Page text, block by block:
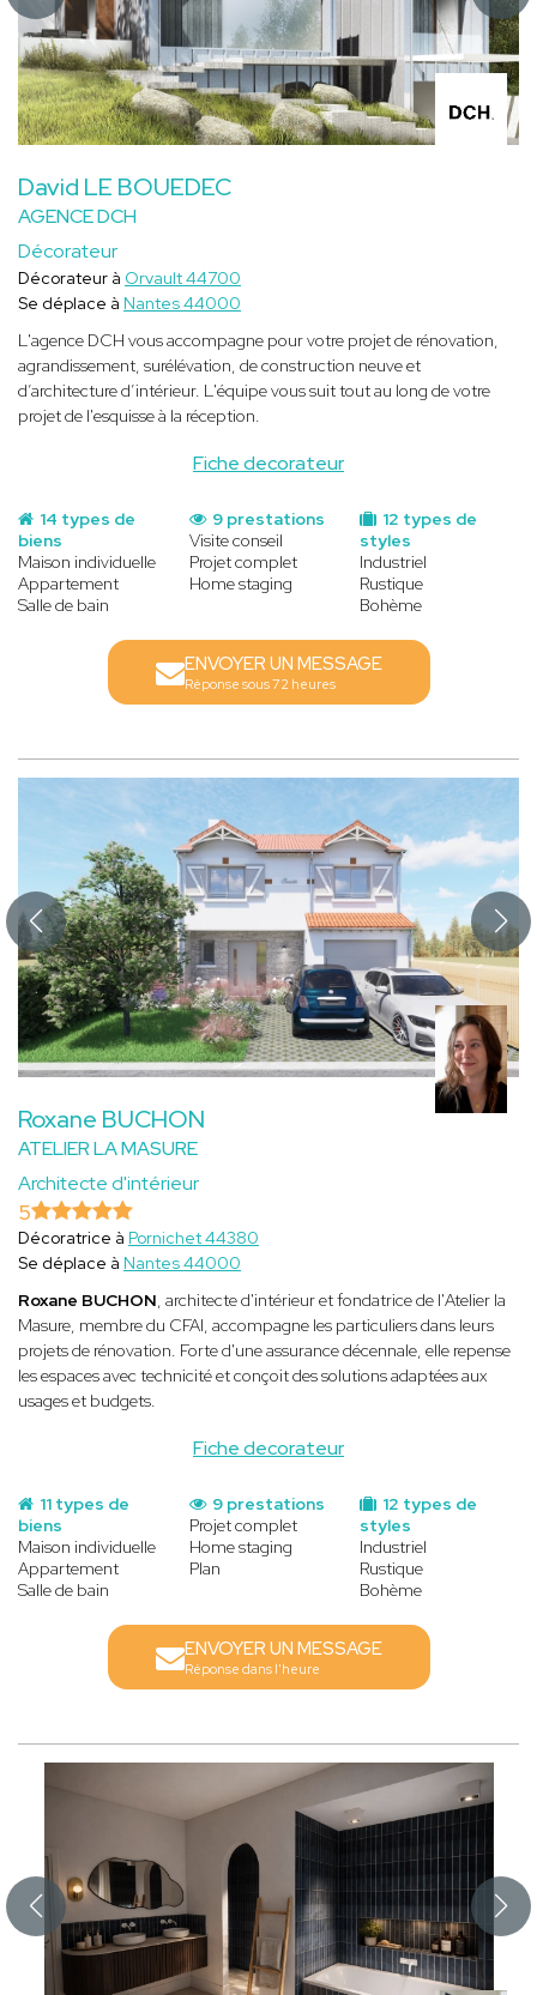
David LE BOUEDEC
AGENCE DCH
Décorateur
Fiche decorateur
Décorateur à Orvault 44700
Se déplace à Nantes 44000
L'agence DCH vous accompagne pour votre projet de rénovation,
agrandissement, surélévation, de construction neuve et
d’architecture d’intérieur. L'équipe vous suit tout au long de votre
projet de l'esquisse à la réception.
14 types de
biens
Maison individuelle
Appartement
Salle de bain
12 types de
styles
Industriel
Rustique
Bohème
9 prestations
Visite conseil
Projet complet
Home staging
ENVOYER UN MESSAGE
Réponse sous 72 heures
Roxane BUCHON
ATELIER LA MASURE
Architecte d'intérieur
Fiche decorateur
5
Décoratrice à Pornichet 44380
Se déplace à Nantes 44000
Roxane BUCHON , architecte d'intérieur et fondatrice de l'Atelier la
Masure, membre du CFAI, accompagne les particuliers dans leurs
projets de rénovation. Forte d'une assurance décennale, elle repense
les espaces avec technicité et conçoit des solutions adaptées aux
usages et budgets.
11 types de
biens
Maison individuelle
Appartement
Salle de bain
12 types de
styles
Industriel
Rustique
Bohème
9 prestations
Projet complet
Home staging
Plan
ENVOYER UN MESSAGE
Réponse dans l'heure